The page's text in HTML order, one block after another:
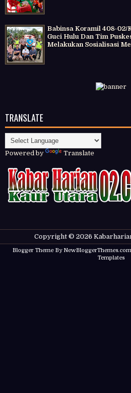
Babinsa Koramil 408-02/
Guci Hulu Dan Tim
Melakukan Sosialisasi
TRANSLATE
Powered by Translate
Copyright © 2026
Blogger Theme By NewBloggerThemes.com
Templates